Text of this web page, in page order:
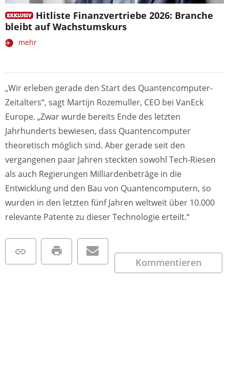
Hitliste Finanzvertriebe 2026: Branche
bleibt auf Wachstumskurs
mehr
„Wir erleben gerade den Start des Quantencomputer-
Zeitalters“, sagt Martijn Rozemuller, CEO bei VanEck
Europe. „Zwar wurde bereits Ende des letzten
Jahrhunderts bewiesen, dass Quantencomputer
theoretisch möglich sind. Aber gerade seit den
vergangenen paar Jahren steckten sowohl Tech-Riesen
als auch Regierungen Milliardenbeträge in die
Entwicklung und den Bau von Quantencomputern, so
wurden in den letzten fünf Jahren weltweit über 10.000
relevante Patente zu dieser Technologie erteilt.“
Kommentieren